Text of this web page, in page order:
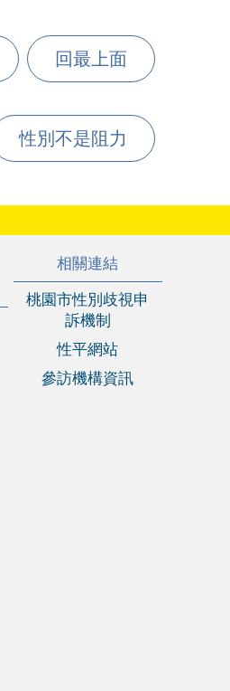
回最上面
性別不是阻力
相關連結
桃園市性別歧視申
訴機制
性平網站
參訪機構資訊